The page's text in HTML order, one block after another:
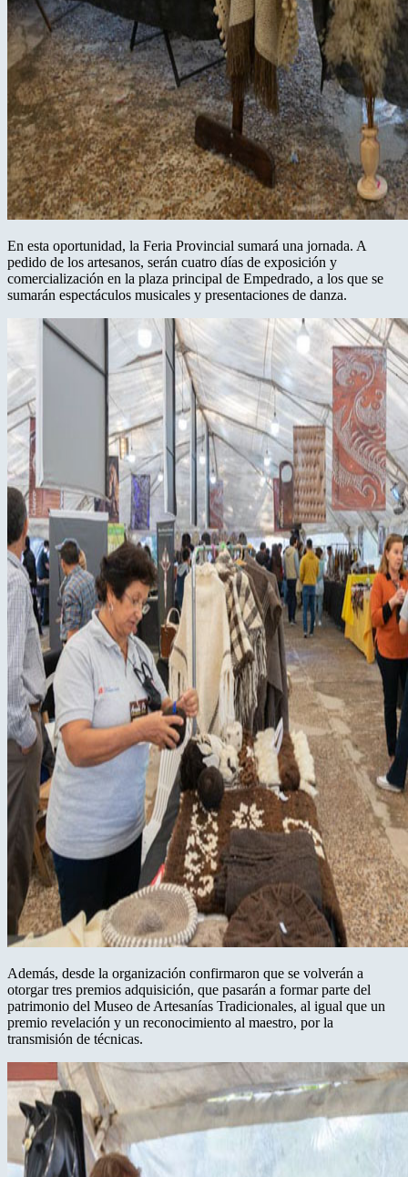
En esta oportunidad, la Feria Provincial sumará una jornada. A
pedido de los artesanos, serán cuatro días de exposición y
comercialización en la plaza principal de Empedrado, a los que se
sumarán espectáculos musicales y presentaciones de danza.
Además, desde la organización confirmaron que se volverán a
otorgar tres premios adquisición, que pasarán a formar parte del
patrimonio del Museo de Artesanías Tradicionales, al igual que un
premio revelación y un reconocimiento al maestro, por la
transmisión de técnicas.